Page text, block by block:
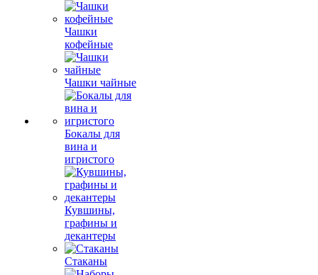
Чашки
кофейные
Чашки чайные
Бокалы для
вина и
игристого
Кувшины,
графины и
декантеры
Стаканы